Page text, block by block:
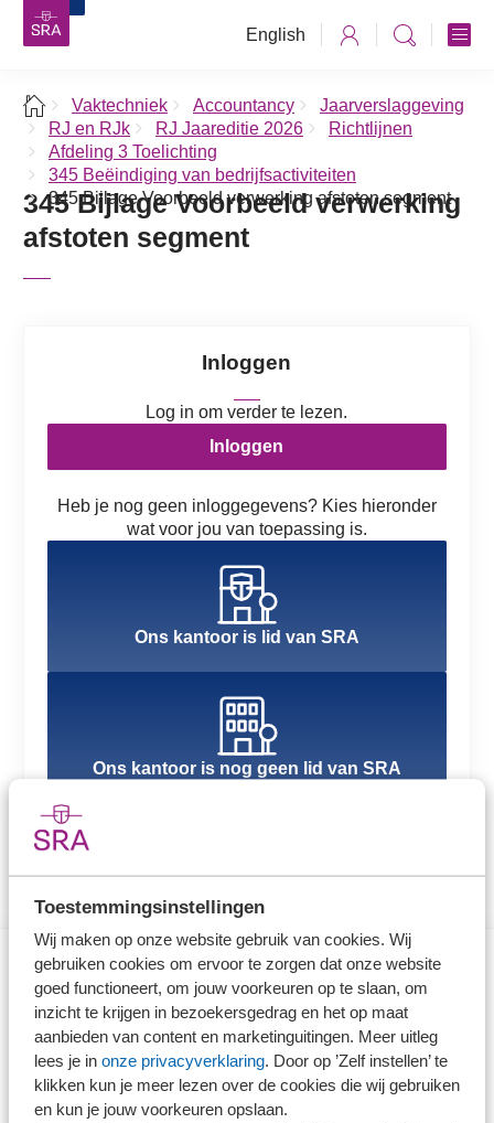
Toestemmingsinstellingen
Wij maken op onze website gebruik van cookies. Wij
gebruiken cookies om ervoor te zorgen dat onze website
goed functioneert, om jouw voorkeuren op te slaan, om
inzicht te krijgen in bezoekersgedrag en het op maat
aanbieden van content en marketinguitingen. Meer uitleg
lees je in onze privacyverklaring. Door op ’Zelf instellen’ te
klikken kun je meer lezen over de cookies die wij gebruiken
en kun je jouw voorkeuren opslaan.
English
Vaktechniek Accountancy
Jaarverslaggeving
RJ en RJk
RJ Jaareditie 2026
Richtlijnen
Afdeling 3 Toelichting
345 Beëindiging van bedrijfsactiviteiten
345 Bijlage Voorbeeld verwerking afstoten segment
345 Bijlage Voorbeeld verwerking
afstoten segment
Inloggen
Log in om verder te lezen.
Inloggen
Heb je nog geen inloggegevens? Kies hieronder
wat voor jou van toepassing is.
Ons kantoor is lid van SRA
Ons kantoor is nog geen lid van SRA
Direct naar
Stel je vaktechnische vraag
Branche in Zicht
Dossiers